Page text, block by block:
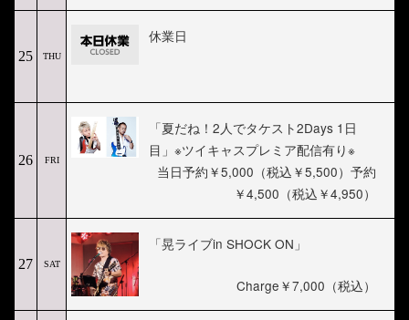
25 THU
休業日
26 FRI
「夏だね！2人でタケスト2Days 1日
目」※ツイキャスプレミア配信有り※
当日予約￥5,000（税込￥5,500）予約
￥4,500（税込￥4,950）
27 SAT
「晃ライブin SHOCK ON」
Charge￥7,000（税込）